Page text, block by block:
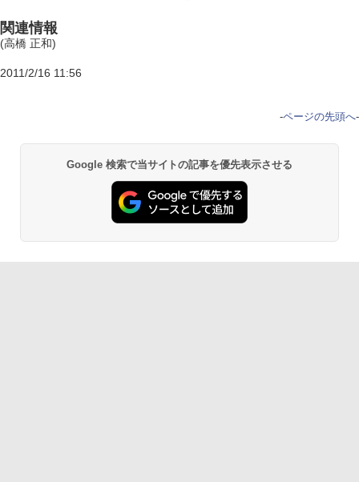
関連情報
(高橋 正和)
2011/2/16 11:56
-ページの先頭へ-
Google 検索で当サイトの記事を優先表示させる